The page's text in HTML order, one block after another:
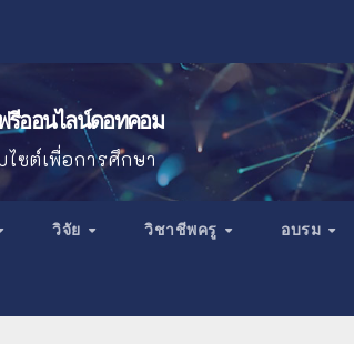
รีออนไลน์ดอทคอม
ไซต์เพื่อการศึกษา
วิจัย วิชาชีพครู อบรม